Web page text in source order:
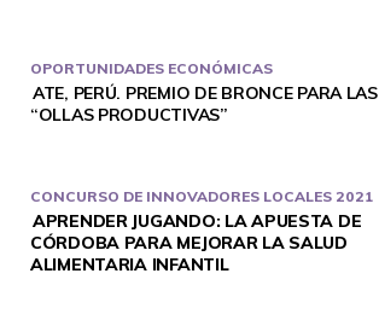
OPORTUNIDADES ECONÓMICAS
ATE, PERÚ. PREMIO DE BRONCE PARA LAS
“OLLAS PRODUCTIVAS”
CONCURSO DE INNOVADORES LOCALES 2021
APRENDER JUGANDO: LA APUESTA DE
CÓRDOBA PARA MEJORAR LA SALUD
ALIMENTARIA INFANTIL